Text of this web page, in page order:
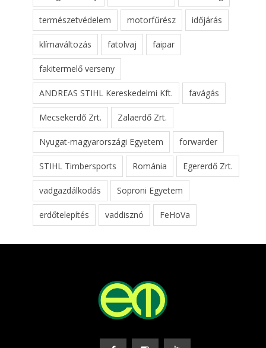
természetvédelem motorfűrész időjárás
klímaváltozás fatolvaj faipar
fakitermelő verseny
ANDREAS STIHL Kereskedelmi Kft. favágás
Mecsekerdő Zrt. Zalaerdő Zrt.
Nyugat-magyarországi Egyetem forwarder
STIHL Timbersports Románia Egererdő Zrt.
vadgazdálkodás Soproni Egyetem
erdőtelepítés vaddisznó FeHoVa